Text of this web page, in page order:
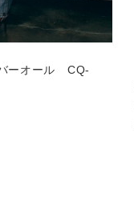
ーオール CQ-